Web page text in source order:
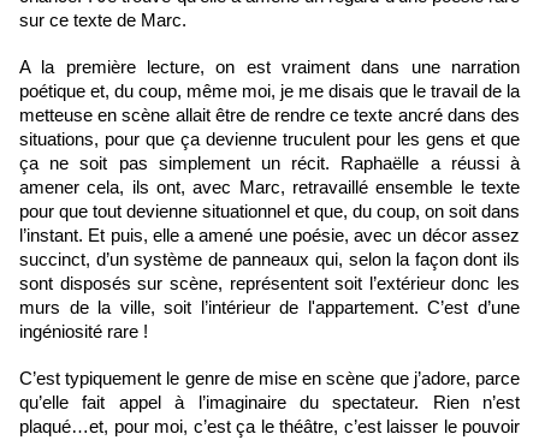
sur ce texte de Marc.
A la première lecture, on est vraiment dans une narration
poétique et, du coup, même moi, je me disais que le travail de la
metteuse en scène allait être de rendre ce texte ancré dans des
situations, pour que ça devienne truculent pour les gens et que
ça ne soit pas simplement un récit. Raphaëlle a réussi à
amener cela, ils ont, avec Marc, retravaillé ensemble le texte
pour que tout devienne situationnel et que, du coup, on soit dans
l’instant. Et puis, elle a amené une poésie, avec un décor assez
succinct, d’un système de panneaux qui, selon la façon dont ils
sont disposés sur scène, représentent soit l’extérieur donc les
murs de la ville, soit l’intérieur de l'appartement. C’est d’une
ingéniosité rare !
C’est typiquement le genre de mise en scène que j’adore, parce
qu’elle fait appel à l’imaginaire du spectateur. Rien n’est
plaqué…et, pour moi, c’est ça le théâtre, c’est laisser le pouvoir